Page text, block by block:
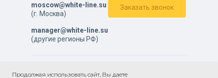
Продолжая использовать сайт, Вы даете
manager@white-line.su
moscow@white-line.su
(другие регионы РФ)
Заказать звонок
(г. Москва)